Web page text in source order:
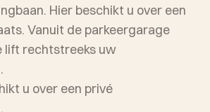
Hier beschikt u over een
Vanuit de parkeergarage
lift rechtstreeks uw
u over een privé